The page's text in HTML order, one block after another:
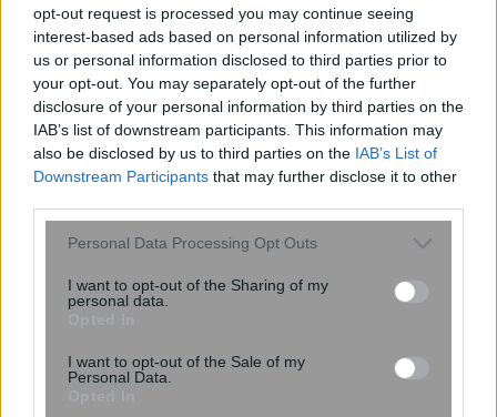
opt-out request is processed you may continue seeing
interest-based ads based on personal information utilized by
us or personal information disclosed to third parties prior to
your opt-out. You may separately opt-out of the further
disclosure of your personal information by third parties on the
IAB’s list of downstream participants. This information may
also be disclosed by us to third parties on the IAB’s List of
Downstream Participants that may further disclose it to other
Please note that this website/app uses one or more Google
not limited to your visit or usage behaviour. You may click to
grant or deny consent to Google and its third-party tags to
consent section.
Personal Data Processing Opt Outs
I want to opt-out of the Sharing of my
personal data.
I want to opt-out of the Sale of my
Personal Data.
Ινδία: Η σκοτεινή πλευρά των
εξετάσεων πίσω από το «κίνημα των
μαθητών που αυτοκτόνησαν ζητούν...